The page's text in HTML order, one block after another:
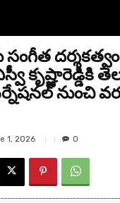
సంగీత
కృష్ణారెడ్డికి
నుంచి
1, 2026 0